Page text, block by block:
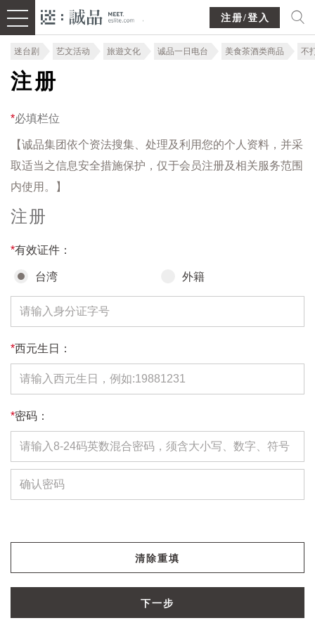
注册/登入
迷台剧 艺文活动 旅遊文化 诚品一日电台 美食茶酒类商品 不
注册
*必填栏位
【诚品集团依个资法搜集、处理及利用您的个人资料，并采
取适当之信息安全措施保护，仅于会员注册及相关服务范围
内使用。】
注册
*有效证件：
台湾 外籍
*西元生日：
*密码：